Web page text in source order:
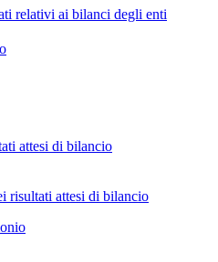
relativi ai bilanci degli enti
attesi di bilancio
risultati attesi di bilancio